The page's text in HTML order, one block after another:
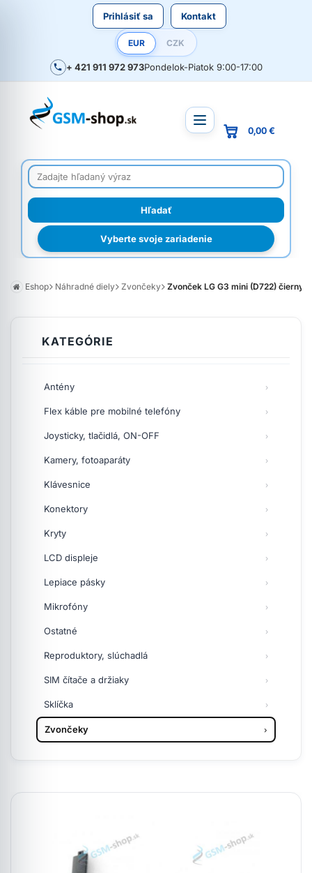
Prihlásiť sa Kontakt
EUR CZK
+ 421 911 972 973Pondelok-Piatok 9:00-17:00
Vyberte svoje zariadenie
0,00 €
Eshop Náhradné diely Zvončeky Zvonček LG G3 mini (D722) čierny
KATEGÓRIE
Antény
Flex káble pre mobilné telefóny
Joysticky, tlačidlá, ON-OFF
Kamery, fotoaparáty
Klávesnice
Konektory
Kryty
LCD displeje
Lepiace pásky
Mikrofóny
Ostatné
Reproduktory, slúchadlá
SIM čítače a držiaky
Sklíčka
Zvončeky